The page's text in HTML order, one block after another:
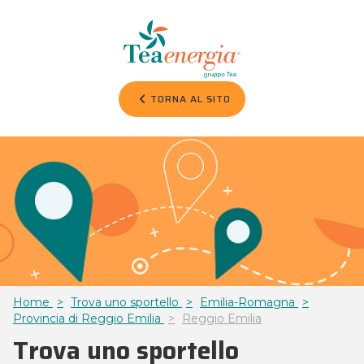
TORNA AL SITO
Home Trova uno sportello
Emilia-Romagna
Provincia di Reggio Emilia
Reggio Emilia
Trova uno sportello